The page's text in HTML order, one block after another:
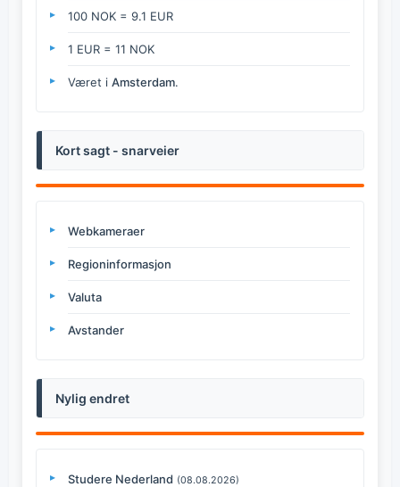
100 NOK = 9.1 EUR
1 EUR = 11 NOK
Været i Amsterdam.
Kort sagt - snarveier
Webkameraer
Regioninformasjon
Valuta
Avstander
Nylig endret
Studere Nederland (08.08.2026)